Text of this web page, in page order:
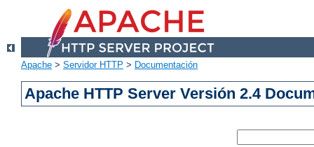
Apache > Servidor HTTP > Documentación
Apache HTTP Server Versión 2.4